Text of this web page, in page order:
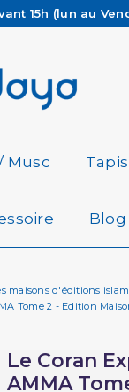
15h (lun au
notre FAQ
de 65€ d'achat*
Musc
Blog
maisons d'éditions
Tome 2 - Edition
Le Coran
AMMA